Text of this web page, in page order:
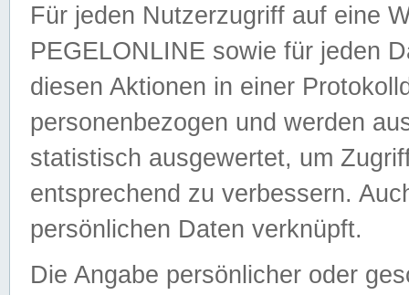
Für jeden Nutzerzugriff auf eine
PEGELONLINE sowie für jeden
diesen Aktionen in einer
personenbezogen und werden
statistisch ausgewertet, um
entsprechend zu verbessern.
persönlichen Daten verknüpft.
Die Angabe persönlicher oder